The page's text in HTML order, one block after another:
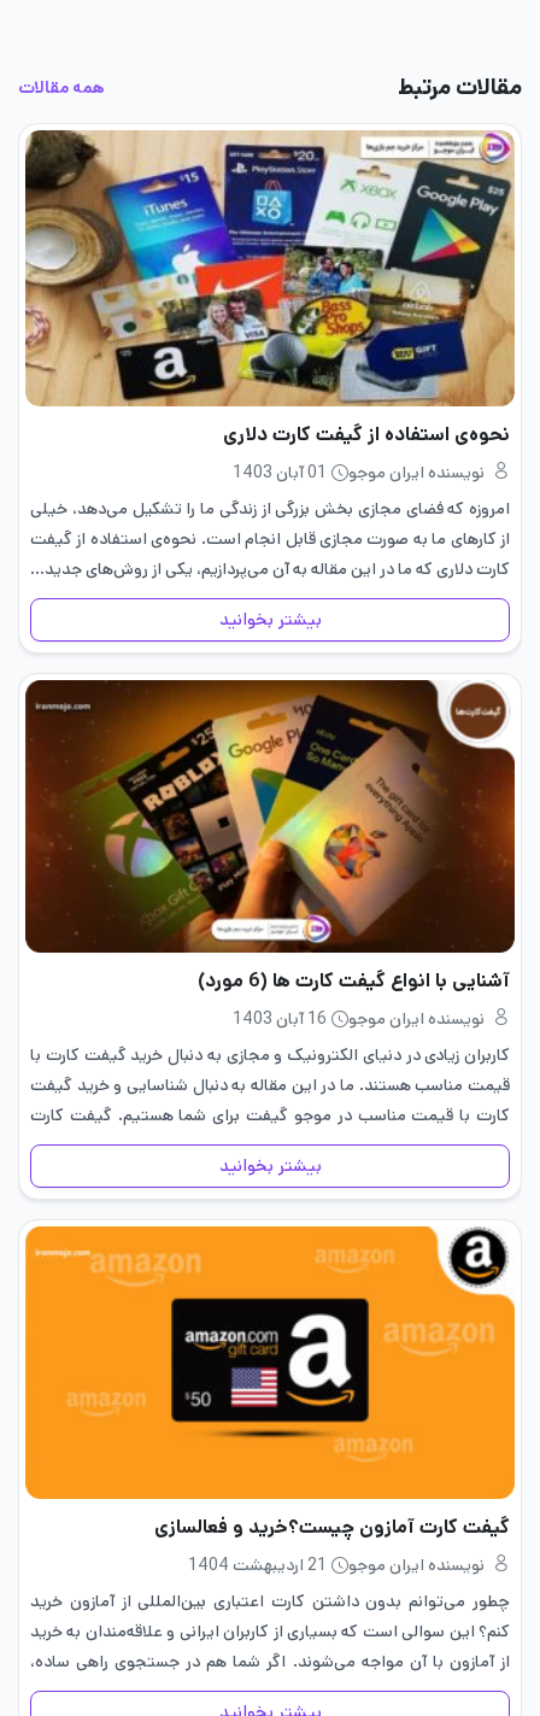
مقالات مرتبط همه مقالات
نحوه‌ی استفاده از گیفت کارت دلاری
نویسنده ایران موجو
01 آبان 1403
امروزه که فضای مجازی‌ بخش بزرگی از زندگی ما را تشکیل می‌دهد، خیلی
از کارهای ما به صورت مجازی قابل انجام است. نحوه‌ی استفاده از گیفت
کارت دلاری که ما در این مقاله به آن می‌پردازیم، یکی از روش‌های جدید…
بیشتر بخوانید
آشنایی با انواع گیفت کارت ها (6 مورد)
نویسنده ایران موجو
16 آبان 1403
کاربران زیادی در دنیای الکترونیک و مجازی به دنبال خرید گیفت کارت با
قیمت مناسب هستند. ما در این مقاله به دنبال شناسایی و خرید گیفت
کارت با قیمت مناسب در موجو گیفت برای شما هستیم. گیفت کارت
چیست؟ در…
بیشتر بخوانید
گیفت کارت آمازون چیست؟خرید و فعالسازی
نویسنده ایران موجو
21 اردیبهشت 1404
چطور می‌توانم بدون داشتن کارت اعتباری بین‌المللی از آمازون خرید
کنم؟ این سوالی است که بسیاری از کاربران ایرانی و علاقه‌مندان به خرید
از آمازون با آن مواجه می‌شوند. اگر شما هم در جستجوی راهی ساده،
سریع و کاربردی برای…